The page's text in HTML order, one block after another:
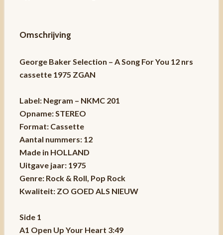
Omschrijving
George Baker Selection – A Song For You 12 nrs
cassette 1975 ZGAN
Label: Negram – NKMC 201
Opname: STEREO
Format: Cassette
Aantal nummers: 12
Made in HOLLAND
Uitgave jaar: 1975
Genre: Rock & Roll, Pop Rock
Kwaliteit: ZO GOED ALS NIEUW
Side 1
A1 Open Up Your Heart 3:49